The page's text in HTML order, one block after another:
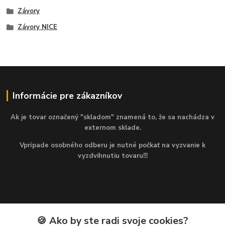
Závory
Závory NICE
Informácie pre zákazníkov
Ak je tovar označený "skladom" znamená to, že sa nachádza v
externom sklade.
Vprípade osobného odberu je nutné počkať na vyzvanie k
vyzdvihnutiu tovaru!!!
Kontakty🍪 Ako by ste radi svoje cookies?